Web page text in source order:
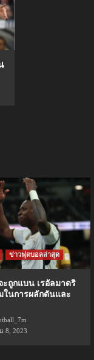
ข่าวฟุตบอลล่าสุด
ะถูกแบน เรอัลมาดริ
ในการผลักดันและ
8, 2023